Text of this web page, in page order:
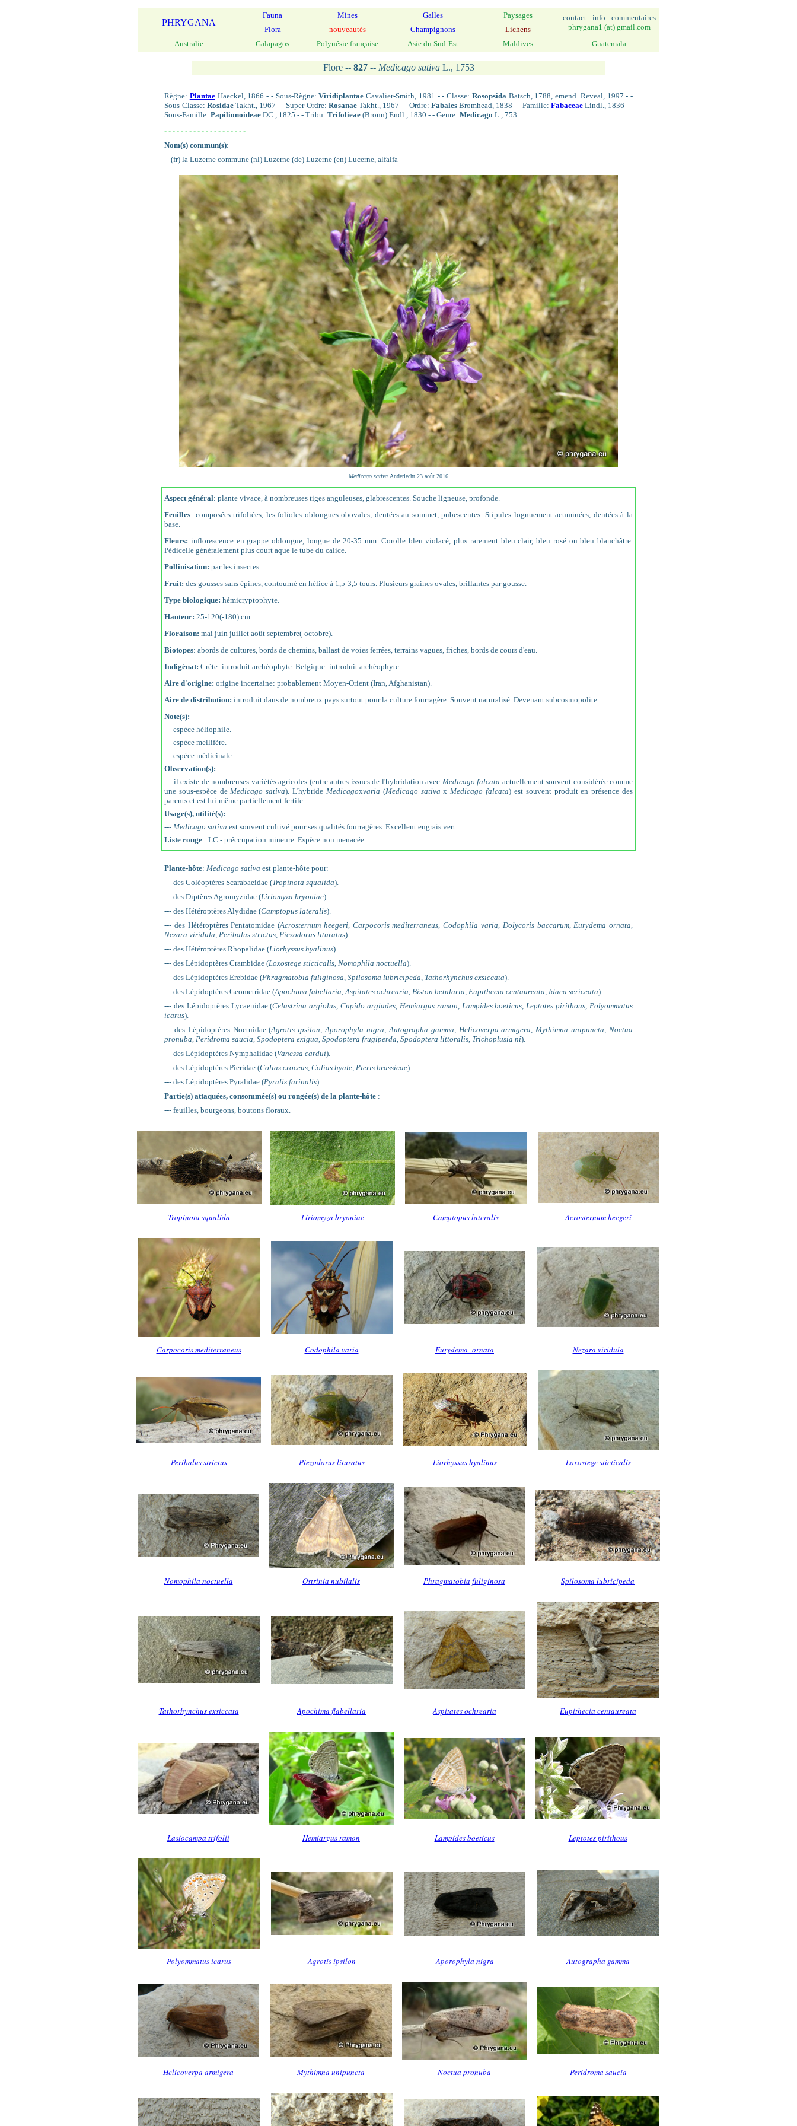
PHRYGANA
Fauna Mines Galles Paysages
contact - info - commentaires
phrygana1 (at) gmail.com
Flora nouveautés Champignons
Lichens
Australie
Galapagos Polynésie française Asie du Sud-Est Maldives Guatemala
Flore -- 827-- Medicago sativaL., 1753
Règne: PlantaeHaeckel, 1866 - - Sous-Règne:Viridiplantae Cavalier-Smith, 1981 - - Classe: Rosopsida Batsch, 1788, emend. Reveal, 1997 - -
Sous-Classe: Rosidae Takht., 1967 - - Super-Ordre: Rosanae Takht., 1967 - - Ordre: Fabales Bromhead, 1838 - - Famille: Fabaceae Lindl., 1836 - -
Sous-Famille: Papilionoideae DC., 1825 - - Tribu: Trifolieae (Bronn) Endl., 1830 - - Genre: Medicago L., 753
- - - - - - - - - - - - - - - - - - - -
Nom(s) commun(s):
-- (fr) la Luzerne commune (nl) Luzerne (de) Luzerne (en) Lucerne, alfalfa
Medicago sativa Anderlecht 23 août 2016
Aspect général: plante vivace, à nombreuses tiges anguleuses, glabrescentes. Souche ligneuse, profonde.
Feuilles: composées trifoliées, les folioles oblongues-obovales, dentées au sommet, pubescentes. Stipules lognuement acuminées, dentées à la
base.
Fleurs: inflorescence en grappe oblongue, longue de 20-35 mm. Corolle bleu violacé, plus rarement bleu clair, bleu rosé ou bleu blanchâtre.
Pédicelle généralement plus court aque le tube du calice.
Pollinisation: par les insectes.
Fruit: des gousses sans épines, contourné en hélice à 1,5-3,5 tours. Plusieurs graines ovales, brillantes par gousse.
Type biologique: hémicryptophyte.
Hauteur: 25-120(-180) cm
Floraison: mai juin juillet août septembre(-octobre).
Biotopes: abords de cultures, bords de chemins, ballast de voies ferrées, terrains vagues, friches, bords de cours d'eau.
Indigénat: Crète: introduit archéophyte. Belgique: introduit archéophyte.
Aire d'origine: origine incertaine: probablement Moyen-Orient (Iran, Afghanistan).
Aire de distribution: introduit dans de nombreux pays surtout pour la culture fourragère. Souvent naturalisé. Devenant subcosmopolite.
Note(s):
--- espèce héliophile.
--- espèce mellifère.
--- espèce médicinale.
Observation(s):
--- il existe de nombreuses variétés agricoles (entre autres issues de l'hybridation avec Medicago falcata actuellement souvent considérée comme
une sous-espèce deMedicago sativa). L'hybride Medicagoxvaria (Medicago sativa xMedicago falcata) est souvent produit en présence des
parents et est lui-même partiellement fertile.
Usage(s), utilité(s):
--- Medicago sativa est souvent cultivé pour ses qualités fourragères. Excellent engrais vert.
Liste rouge : LC - préccupation mineure. Espèce non menacée.
Plante-hôte: Medicago sativa est plante-hôte pour:
--- des Coléoptères Scarabaeidae (Tropinota squalida).
--- des Diptères Agromyzidae (Liriomyza bryoniae).
--- des Hétéroptères Alydidae (Camptopus lateralis).
--- des Hétéroptères Pentatomidae (Acrosternum heegeri, Carpocoris mediterraneus,Codophila varia, Dolycoris baccarum,Eurydema ornata,
Nezara viridula, Peribalus strictus, Piezodorus lituratus).
--- des Hétéroptères Rhopalidae (Liorhyssus hyalinus).
--- des Lépidoptères Crambidae (Loxostege sticticalis, Nomophila noctuella).
--- des Lépidoptères Erebidae (Phragmatobia fuliginosa, Spilosoma lubricipeda, Tathorhynchus exsiccata).
--- des Lépidoptères Geometridae (Apochima fabellaria,Aspitates ochrearia, Biston betularia, Eupithecia centaureata, Idaea sericeata).
--- des Lépidoptères Lycaenidae (Celastrina argiolus,Cupido argiades, Hemiargus ramon, Lampides boeticus,Leptotes pirithous,Polyommatus
icarus).
--- des Lépidoptères Noctuidae (Agrotis ipsilon,Aporophyla nigra,Autographa gamma, Helicoverpa armigera,Mythimna unipuncta,Noctua
pronuba, Peridroma saucia, Spodoptera exigua, Spodoptera frugiperda, Spodoptera littoralis, Trichoplusia ni).
--- des Lépidoptères Nymphalidae (Vanessa cardui).
--- des Lépidoptères Pieridae (Colias croceus, Colias hyale, Pieris brassicae).
--- des Lépidoptères Pyralidae (Pyralis farinalis).
Partie(s) attaquées, consommée(s) ou rongée(s) de la plante-hôte :
--- feuilles, bourgeons, boutons floraux.
Tropinota squalida Liriomyza bryoniae Camptopus lateralis Acrosternum heegeri
Carpocoris mediterraneus Codophila varia Eurydema ornata Nezara viridula
Peribalus strictus Piezodorus lituratus Liorhyssus hyalinus Loxostege sticticalis
Nomophila noctuella Ostrinia nubilalis Phragmatobia fuliginosa Spilosoma lubricipeda
Tathorhynchus exsiccata Apochima flabellaria Aspitates ochrearia Eupithecia centaureata
Lasiocampa trifolii Hemiargus ramon Lampides boeticus Leptotes pirithous
Polyommatus icarus Agrotis ipsilon Aporophyla nigra Autographa gamma
Helicoverpa armigera Mythimna unipuncta Noctua pronuba Peridroma saucia